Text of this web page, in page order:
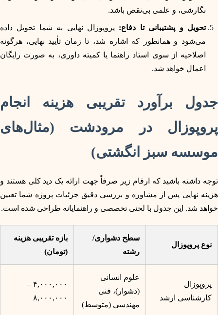
نگارشی، و علمی بی‌نقص باشد.
تحویل و پشتیبانی تا دفاع: پروپوزال نهایی به شما تحویل داده
می‌شود و همانطور که اشاره شد، تا زمان تأیید نهایی، هرگونه
اصلاحیه از سوی استاد راهنما یا کمیته داوری، به صورت رایگان
اعمال خواهد شد.
جدول برآورد تقریبی هزینه انجام
پروپوزال در مرودشت (مثال‌های
موسسه سبز انگشتی)
توجه داشته باشید که ارقام زیر صرفاً جهت ارائه یک دید کلی هستند و
هزینه نهایی پس از مشاوره و بررسی دقیق جزئیات پروژه شما تعیین
خواهد شد. این جدول با لحنی تخصصی و راهنمایانه طراحی شده است.
نوع پروپوزال
سطح دشواری/
رشته
بازه تقریبی هزینه
(تومان)
پروپوزال
کارشناسی ارشد
علوم انسانی
(دشوار)، فنی
مهندسی (متوسط)
۴,۰۰۰,۰۰۰ –
۸,۰۰۰,۰۰۰